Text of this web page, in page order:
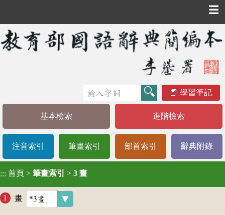
☰
學習筆記
基本檢索 進階檢索
注音索引 筆畫索引 部首索引 辭典附錄
::: 首頁 > 筆畫索引 > 3 畫
畫